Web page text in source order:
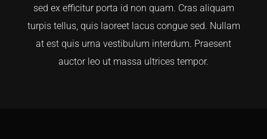
CONTACT
TEXT/CALL
sed ex efficitur porta id non quam. Cras aliquam
turpis tellus, quis laoreet lacus congue sed. Nullam
at est quis urna vestibulum interdum. Praesent
auctor leo ut massa ultrices tempor.